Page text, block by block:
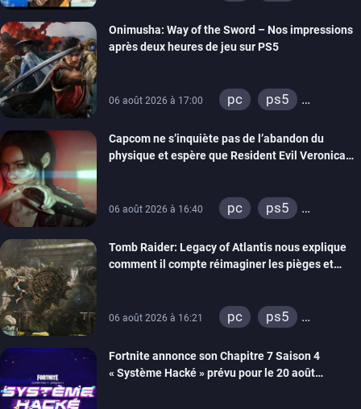
switch 2
Onimusha: Way of the Sword – Nos impressions
après deux heures de jeu sur PS5
06 août 2026 à 17:00 pc
ps5
switch 2
Capcom ne s’inquiète pas de l’abandon du
physique et espère que Resident Evil Veronica
06 août 2026 à 16:40 pc
ps5
switch 2
Tomb Raider: Legacy of Atlantis nous explique
comment il compte réimaginer les pièges et
06 août 2026 à 16:21 pc
ps5
switch 2
Fortnite annonce son Chapitre 7 Saison 4
« Système Hacké » prévu pour le 20 août